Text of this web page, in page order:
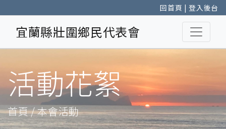
回首頁 |登入後台
宜蘭縣壯圍鄉民代表會
活動花絮
首頁 / 本會活動